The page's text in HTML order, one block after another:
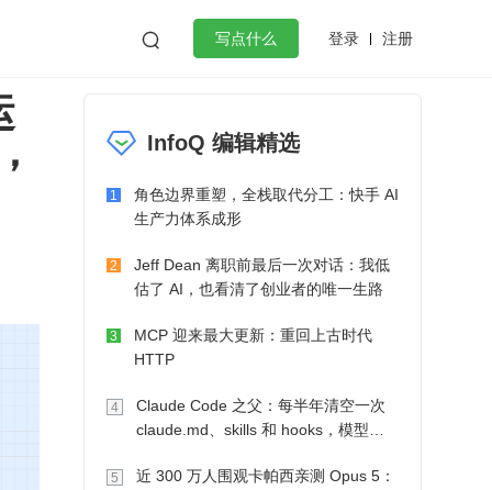
 写点什么 登录 注册
作
微服务架构 flutter
InfoQ 编辑精选
1
角色边界重塑，全栈取代分工：快手 AI
生产力体系成形
2
Jeff Dean 离职前最后一次对话：我低
估了 AI，也看清了创业者的唯一生路
3
MCP 迎来最大更新：重回上古时代
HTTP
4
Claude Code 之父：每半年清空一次
claude.md、skills 和 hooks，模型自
5
近 300 万人围观卡帕西亲测 Opus 5：